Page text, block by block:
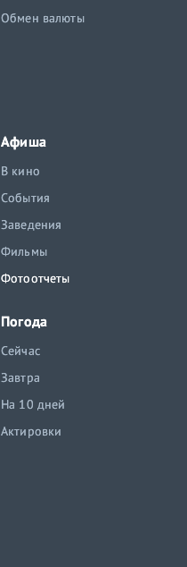
Обмен валюты
Афиша
В кино
События
Заведения
Фильмы
Фотоотчеты
Погода
Сейчас
Завтра
На 10 дней
Актировки